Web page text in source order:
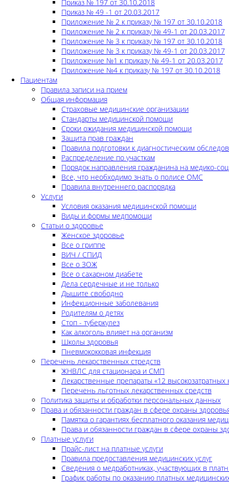
Приказ № 197 от 30.10.2018
Приказ № 49 -1 от 20.03.2017
Приложение № 2 к приказу № 197 от 30.10.2018
Приложение № 2 к приказу № 49-1 от 20.03.2017
Приложение № 3 к приказу № 197 от 30.10.2018
Приложение № 3 к приказу № 49-1 от 20.03.2017
Приложение №1 к приказу № 49-1 от 20.03.2017
Приложение №4 к приказу № 197 от 30.10.2018
Пациентам
Правила записи на прием
Общая информация
Страховые медицинские организации
Стандарты медицинской помощи
Сроки ожидания медицинской помощи
Защита прав граждан
Правила подготовки к диагностическим
Распределение по участкам
Порядок направления гражданина на медико-
Все, что необходимо знать о полисе ОМС
Правила внутреннего распорядка
Услуги
Условия оказания медицинской помощи
Виды и формы медпомощи
Статьи о здоровье
Женское здоровье
Все о гриппе
ВИЧ / СПИД
Все о ЗОЖ
Все о сахарном диабете
Дела сердечные и не только
Дышите свободно
Инфекционные заболевания
Родителям о детях
Стоп - туберкулез
Как алкоголь влияет на организм
Школы здоровья
Пневмококковая инфекция
Перечень лекарственных стредств
ЖНВЛС для стационара и СМП
Лекарственные препараты «12 высокозатратных
Перечень льготных лекарственных средств
Политика защиты и обработки персональных данных
Права и обязанности граждан в сфере охраны
Памятка о гарантиях бесплатного оказания
Права и обязанности граждан в сфере охраны
Платные услуги
Прайс-лист на платные услуги
Правила предоставления медицинских услуг
Сведения о медработниках, участвующих в
График работы по оказанию платных